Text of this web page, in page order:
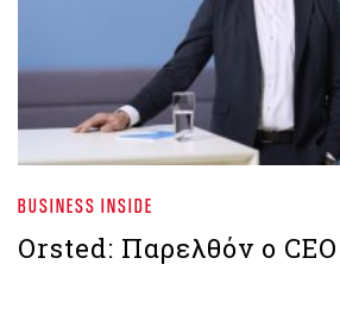
BUSINESS INSIDE
Orsted: Παρελθόν ο CEO